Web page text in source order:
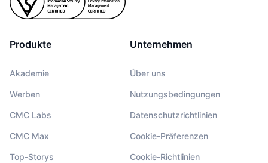
Produkte
Akademie
Werben
CMC Labs
CMC Max
Top-Storys
Unternehmen
Über uns
Nutzungsbedingungen
Datenschutzrichtlinien
Cookie-Präferenzen
Cookie-Richtlinien